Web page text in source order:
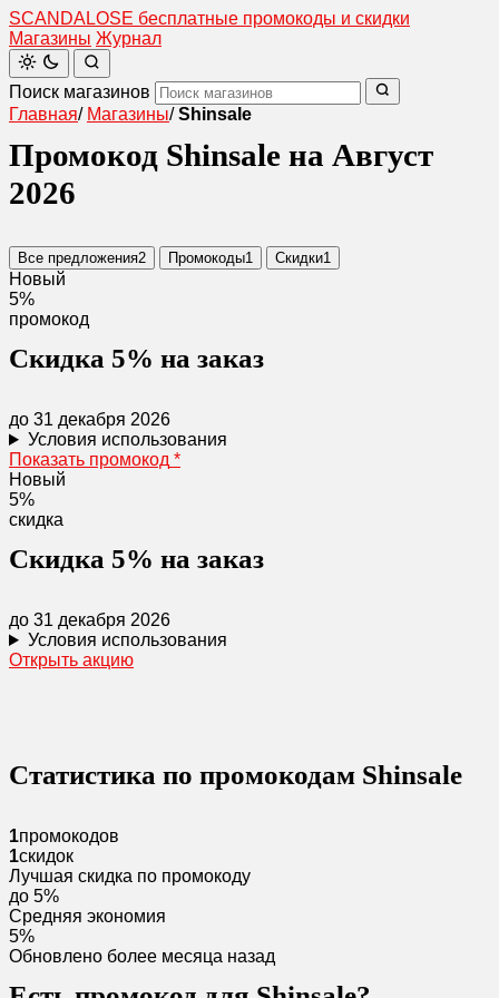
SCANDALOSE бесплатные промокоды и скидки
Магазины Журнал
Поиск магазинов
Главная/ Магазины/ Shinsale
Промокод Shinsale на Август
2026
Все предложения2 Промокоды1 Скидки1
Новый
5%
промокод
Скидка 5% на заказ
до 31 декабря 2026
Условия использования
Показать промокод *
Новый
5%
скидка
Скидка 5% на заказ
до 31 декабря 2026
Условия использования
Открыть акцию
Статистика по промокодам Shinsale
1промокодов
1скидок
Лучшая скидка по промокоду
до 5%
Средняя экономия
5%
Обновлено более месяца назад